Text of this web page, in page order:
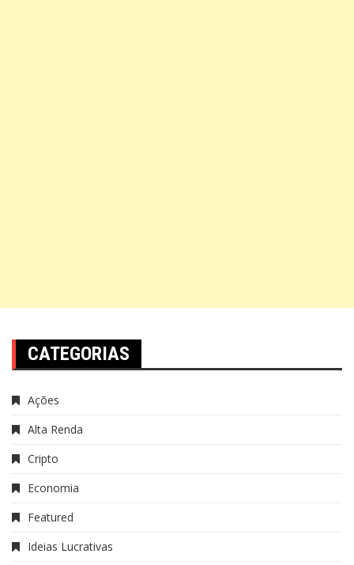
CATEGORIAS
Ações
Alta Renda
Cripto
Economia
Featured
Ideias Lucrativas